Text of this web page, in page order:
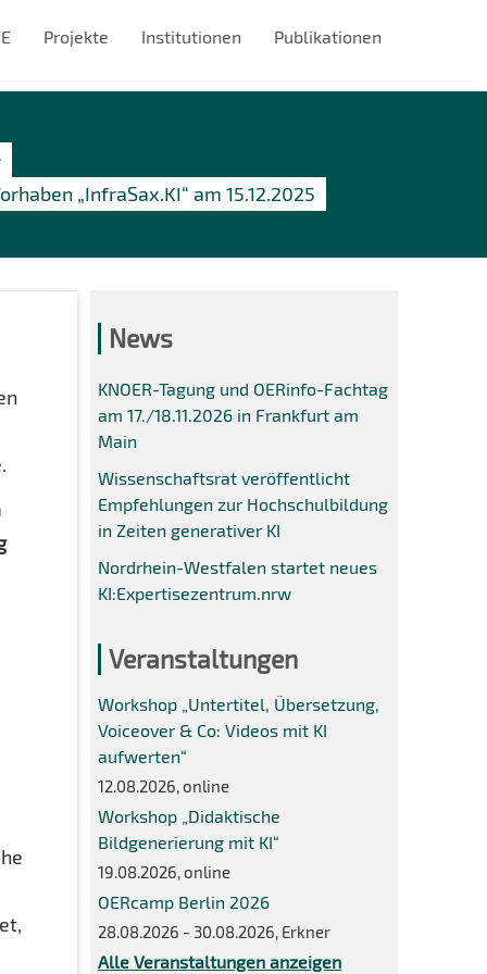
Projekte Institutionen Publikationen
„InfraSax.KI“ am 15.12.2025
News
KNOER-Tagung und OERinfo-Fachtag
am 17./18.11.2026 in Frankfurt am
Main
Wissenschaftsrat veröffentlicht
Empfehlungen zur Hochschulbildung
in Zeiten generativer KI
Nordrhein-Westfalen startet neues
KI:Expertisezentrum.nrw
Veranstaltungen
Workshop „Untertitel, Übersetzung,
Voiceover & Co: Videos mit KI
aufwerten“
12.08.2026, online
Workshop „Didaktische
Bildgenerierung mit KI“
19.08.2026, online
OERcamp Berlin 2026
28.08.2026 - 30.08.2026, Erkner
Alle Veranstaltungen anzeigen